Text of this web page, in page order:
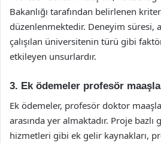
Bakanlığı tarafından belirlenen
düzenlenmektedir. Deneyim süresi,
çalışılan üniversitenin türü gibi
etkileyen unsurlardır.
3. Ek ödemeler profesör
Ek ödemeler, profesör doktor
arasında yer almaktadır. Proje bazlı
hizmetleri gibi ek gelir kaynakları,